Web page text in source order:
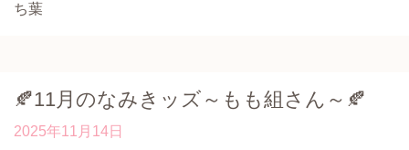
ち葉
🍂11月のなみきッズ～もも組さん～🍂
2025年11月14日